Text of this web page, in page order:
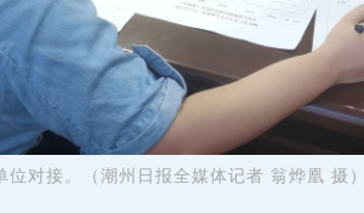
位对接。（潮州日报全媒体记者 翁烨凰 摄）